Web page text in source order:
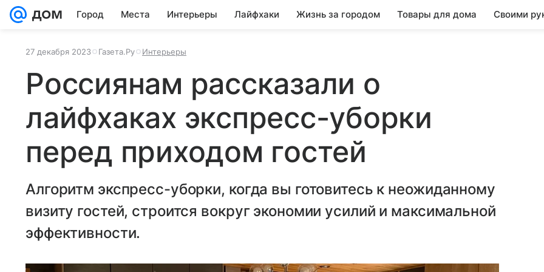
Город Места Интерьеры Лайфхаки Жизнь за городом Товары для дома Своими
27 декабря 2023 Газета.Ру Интерьеры
Россиянам рассказали о
лайфхаках экспресс-уборки
перед приходом гостей
Алгоритм экспресс-уборки, когда вы готовитесь к неожиданному
визиту гостей, строится вокруг экономии усилий и максимальной
эффективности.